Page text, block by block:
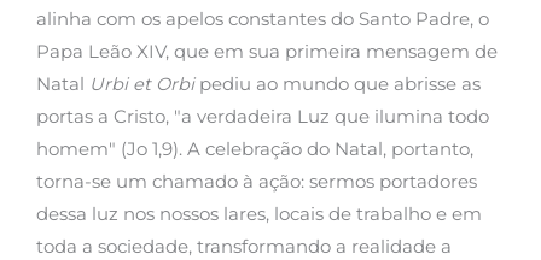
alinha com os apelos constantes do Santo Padre, o
Papa Leão XIV, que em sua primeira mensagem de
Natal Urbi et Orbipediu ao mundo que abrisse as
portas a Cristo, "a verdadeira Luz que ilumina todo
homem" (Jo 1,9). A celebração do Natal, portanto,
torna-se um chamado à ação: sermos portadores
dessa luz nos nossos lares, locais de trabalho e em
toda a sociedade, transformando a realidade a